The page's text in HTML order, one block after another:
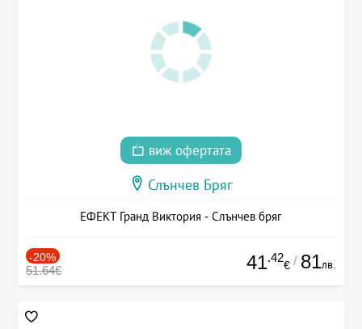
виж офертата
Слънчев Бряг
ЕФЕКТ Гранд Виктория - Слънчев бряг
-20%
51.64€ 41.42
€ / 81лв.